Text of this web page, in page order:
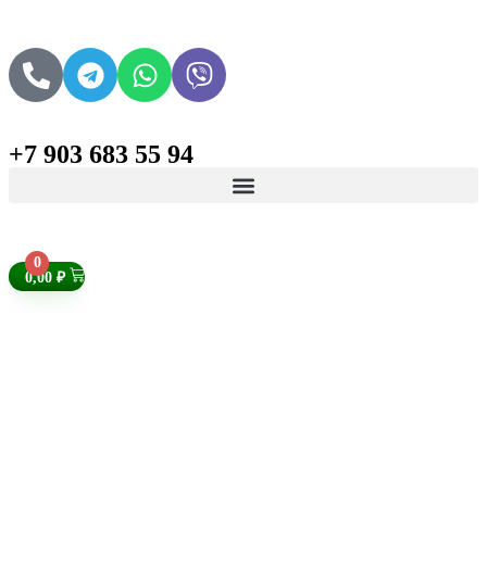
+7 903 683 55 94
0,00 ₽
0